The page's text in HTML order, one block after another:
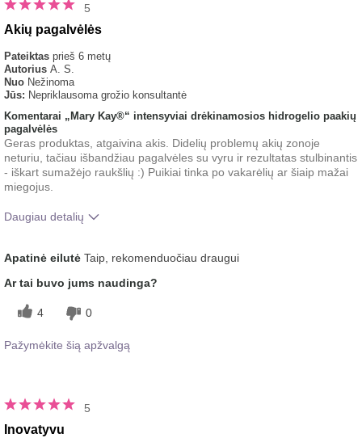
5
Akių pagalvėlės
Pateiktas prieš 6 metų
Autorius A. S.
Nuo Nežinoma
Jūs: Nepriklausoma grožio konsultantė
Komentarai „Mary Kay®“ intensyviai drėkinamosios hidrogelio paakių
pagalvėlės
Geras produktas, atgaivina akis. Didelių problemų akių zonoje
neturiu, tačiau išbandžiau pagalvėles su vyru ir rezultatas stulbinantis
- iškart sumažėjo raukšlių :) Puikiai tinka po vakarėlių ar šiaip mažai
miegojus.
Daugiau detalių
produkto naudojimo?
Apatinė eilutė Taip, rekomenduočiau draugui
Ar tai buvo jums naudinga?
4 0
Pažymėkite šią apžvalgą
5
Inovatyvu